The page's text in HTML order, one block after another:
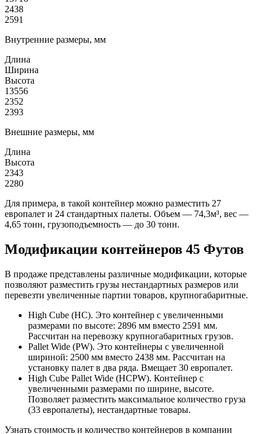
2438
2591
Внутренние размеры, мм
Длина
Ширина
Высота
13556
2352
2393
Внешние размеры, мм
Длина
Высота
2343
2280
Для примера, в такой контейнер можно разместить 27
европалет и 24 стандартных палеты. Объем — 74,3м³, вес —
4,65 тонн, грузоподъемность — до 30 тонн.
Модификации контейнеров 45 Футов
В продаже представлены различные модификации, которые
позволяют разместить грузы нестандартных размеров или
перевезти увеличенные партии товаров, крупногабаритные.
High Cube (HC). Это контейнер с увеличенными
размерами по высоте: 2896 мм вместо 2591 мм.
Рассчитан на перевозку крупногабаритных грузов.
Pallet Wide (PW). Это контейнеры с увеличенной
шириной: 2500 мм вместо 2438 мм. Рассчитан на
установку палет в два ряда. Вмещает 30 европалет.
High Cube Pallet Wide (HCPW). Контейнер с
увеличенными размерами по ширине, высоте.
Позволяет разместить максимальное количество груза
(33 европалеты), нестандартные товары.
Узнать стоимость и количество контейнеров в компании